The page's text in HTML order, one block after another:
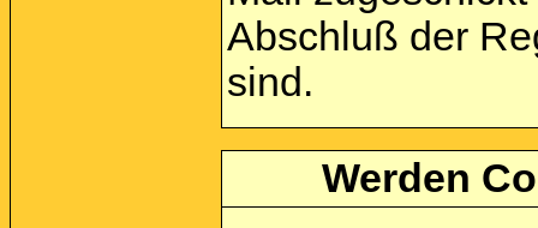
Abschluß der
sind.
Werden